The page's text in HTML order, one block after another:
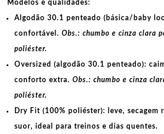
Modelos e qualidades:
Algodão 30.1 penteado (básica/baby
confortável. Obs.: chumbo e cinza clara
poliéster.
Oversized (algodão 30.1 penteado):
conforto extra. Obs.: chumbo e cinza
poliéster.
Dry Fit (100% poliéster): leve, secagem
suor, ideal para treinos e dias quentes.